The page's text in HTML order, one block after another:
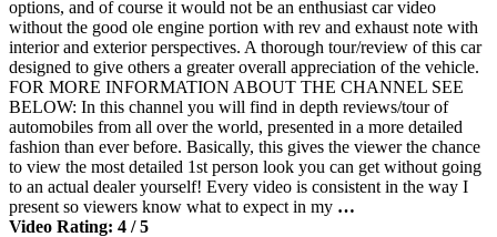
options, and of course it would not be an enthusiast car video
without the good ole engine portion with rev and exhaust note with
interior and exterior perspectives. A thorough tour/review of this car
designed to give others a greater overall appreciation of the vehicle.
FOR MORE INFORMATION ABOUT THE CHANNEL SEE
BELOW: In this channel you will find in depth reviews/tour of
automobiles from all over the world, presented in a more detailed
fashion than ever before. Basically, this gives the viewer the chance
to view the most detailed 1st person look you can get without going
to an actual dealer yourself! Every video is consistent in the way I
present so viewers know what to expect in my …
Video Rating: 4 / 5